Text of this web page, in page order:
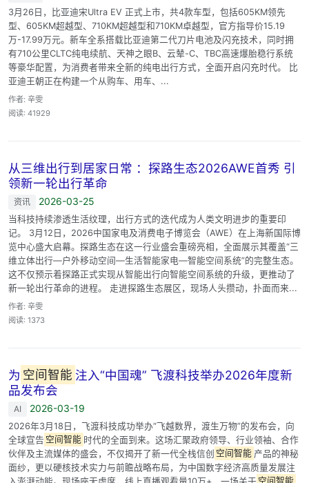
3月26日，比亚迪宋Ultra EV 正式上市，共4款车型，包括605KM领先
型、605KM超越型、710KM超越型和710KM卓越型，官方指导价15.19
万-17.99万元。新车全系搭载比亚迪第二代刀片电池及闪充技术，同时拥
有710公里CLTC纯电续航、天神之眼B、云辇-C、TBC高速爆胎稳行系统
等豪华配置，为消费者带来全新的纯电出行方式，全面开启闪充时代。 比
亚迪王朝正在构建一个从购车、用车、...
作者: 辛雯
阅读: 41929
从三维出行到居家日常 ：探路生态2026AWE首秀 引
领新一轮出行革命​
资讯 2026-03-25
当科技持续渗透生活纹理，出行方式的迭代成为人类文明进步的重要印
记。​ 3月12日，2026中国家电及消费电子博览会（AWE）在上海新国际博
览中心盛大启幕。探路生态在这一行业盛会重磅亮相，全面展示其覆盖“三
维立体出行—户外移动空间—生活智能家电—智能空间系统”的完整生态。
这不仅预示着探路正式实现从智能出行向智能空间系统的升级，更推动了
新一轮出行革命的进程。​ 走进探路生态展区，现场人头攒动，扑面而来...
作者: 辛雯
阅读: 1373
为 空间智能 注入“中国魂” 飞渡科技举办2026年度新
品发布会
AI 2026-03-19
2026年3月18日，飞渡科技成功举办“飞越数界，渡生万物”的发布会，向
全球宣告 空间智能 时代的全面到来。这场汇聚政府领导、行业领袖、合作
伙伴及主流媒体的盛会，不仅揭开了新一代全栈信创 空间智能 产品的神秘
面纱，更以硬核技术实力与前瞻战略布局，为中国数字经济高质量发展注